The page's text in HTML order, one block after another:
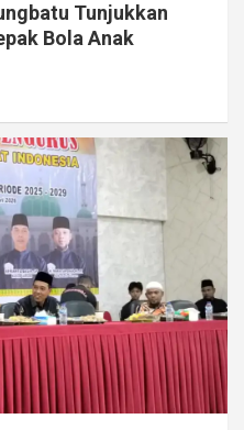
Tunjukkan
Bola Anak